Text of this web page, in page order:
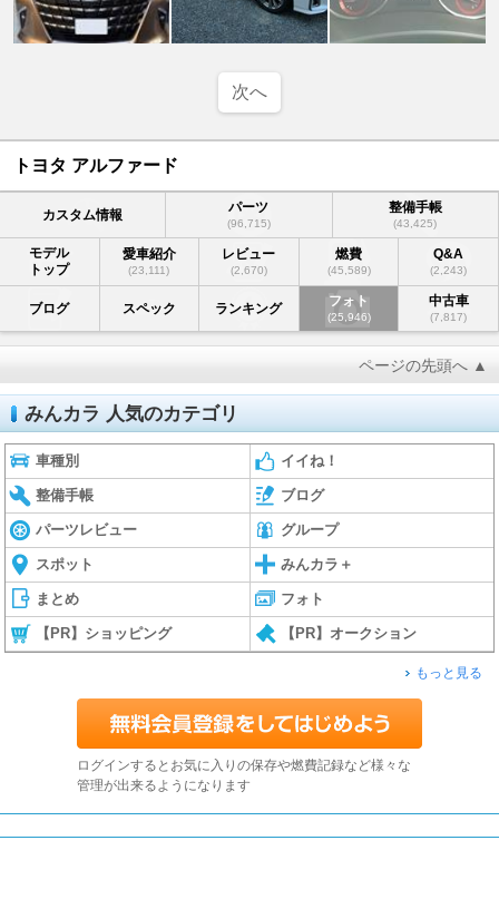
次へ
トヨタ アルファード
カスタム情報 パーツ
(96,715)
整備手帳
(43,425)
モデル
トップ
愛車紹介
(23,111)
レビュー
(2,670)
燃費
(45,589)
Q&A
(2,243)
ブログ スペック ランキング フォト
(25,946)
中古車
(7,817)
ページの先頭へ ▲
みんカラ 人気のカテゴリ
車種別 イイね！
整備手帳 ブログ
パーツレビュー グループ
スポット みんカラ＋
まとめ フォト
【PR】ショッピング 【PR】オークション
もっと見る
ログインするとお気に入りの保存や燃費記録など様々な
管理が出来るようになります